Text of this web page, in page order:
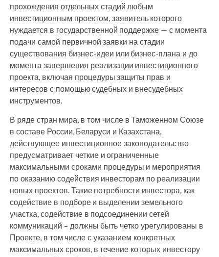
прохождения отдельных стадий любым
инвестиционным проектом, заявитель которого
нуждается в государственной поддержке — с момента
подачи самой первичной заявки на стадии
существования бизнес-идеи или бизнес-плана и до
момента завершения реализации инвестиционного
проекта, включая процедуры защиты прав и
интересов с помощью судебных и внесудебных
инструментов.
В ряде стран мира, в том числе в Таможенном Союзе
в составе России, Беларуси и Казахстана,
действующее инвестиционное законодательство
предусматривает четкие и ограниченные
максимальными сроками процедуры и мероприятия
по оказанию содействия инвесторам по реализации
новых проектов. Такие потребности инвестора, как
содействие в подборе и выделении земельного
участка, содействие в подсоединении сетей
коммуникаций – должны быть четко урегулированы в
Проекте, в том числе с указанием конкретных
максимальных сроков, в течение которых инвестору